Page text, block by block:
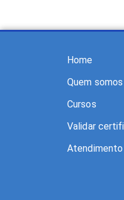
Home
Quem somos
Cursos
Validar
Atendimento